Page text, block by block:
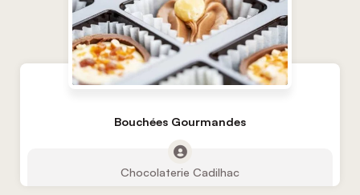
Bouchées Gourmandes
Chocolaterie Cadilhac